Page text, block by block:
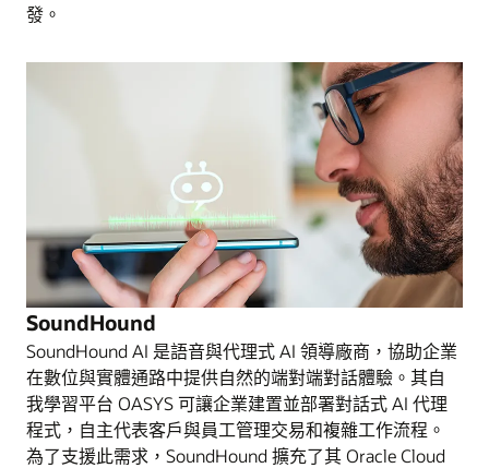
發。
SoundHound
SoundHound AI 是語音與代理式 AI 領導廠商，協助企業
在數位與實體通路中提供自然的端對端對話體驗。其自
我學習平台 OASYS 可讓企業建置並部署對話式 AI 代理
程式，自主代表客戶與員工管理交易和複雜工作流程。
為了支援此需求，SoundHound 擴充了其 Oracle Cloud